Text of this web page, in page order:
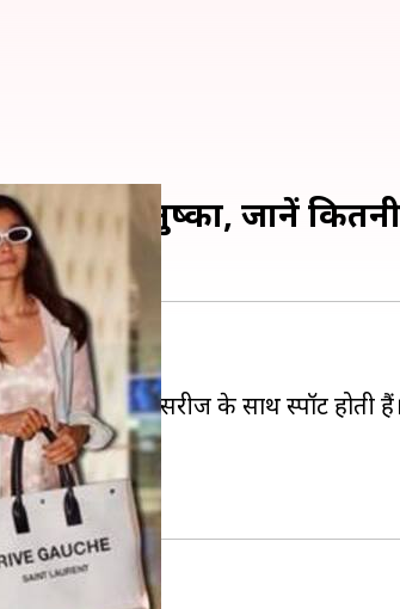
आलिया-अनुष्का, जानें
हैं।
साथ कूल एक्सेसरीज के साथ स्पॉट होती हैं।
हुईं।